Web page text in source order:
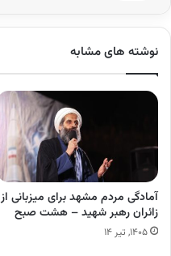
نوشته های مشابه
آمادگی مردم مشهد برای میزبانی از
زائران رهبر شهید – هشت صبح
۱۴۰۵, تیر ۱۴